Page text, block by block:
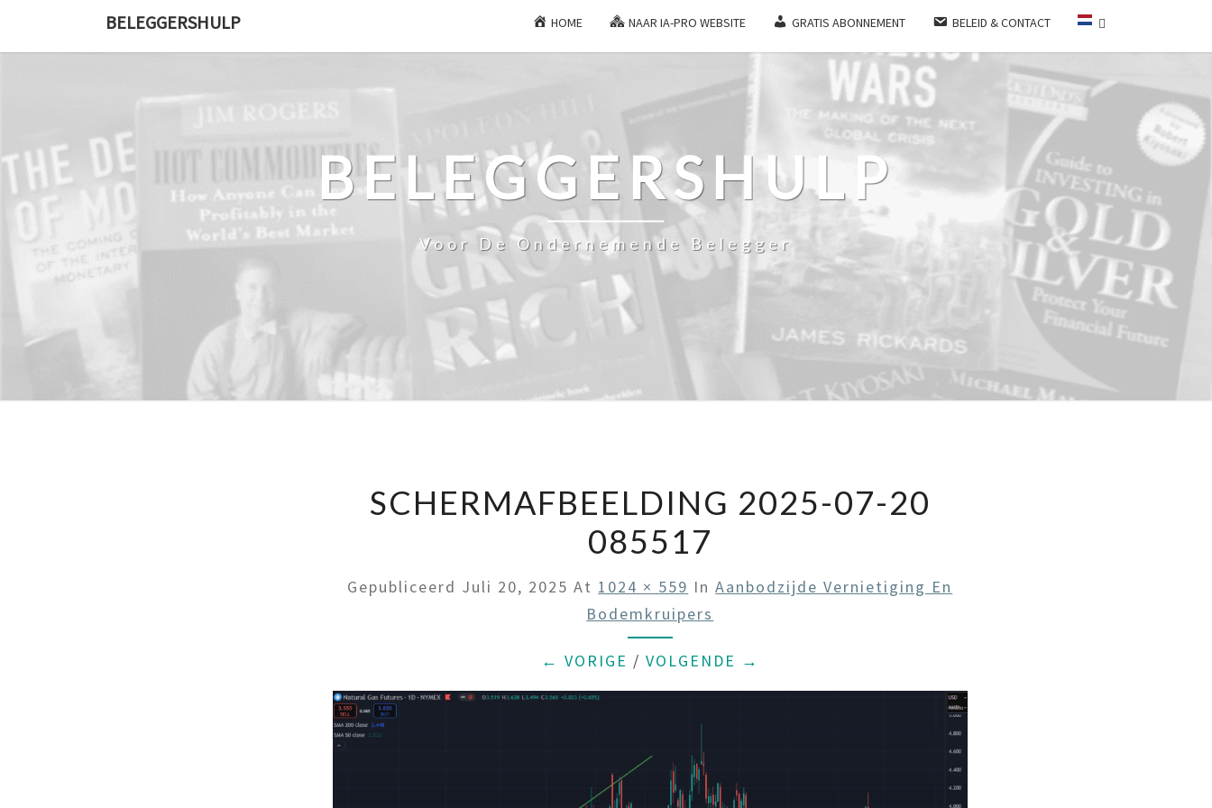
BELEGGERSHULP HOME NAAR IA-PRO WEBSITE GRATIS ABONNEMENT BELEID & CONTACT
BELEGGERSHULP
Voor De Ondernemende Belegger
SCHERMAFBEELDING 2025-07-20
085517
Gepubliceerd Juli 20, 2025 At 1024 × 559 InAanbodzijde Vernietiging En
Bodemkruipers
← VORIGE / VOLGENDE →